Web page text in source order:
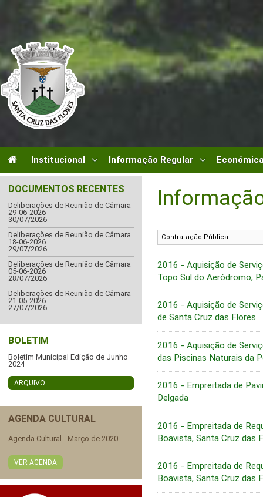
Institucional Informação Regular
DOCUMENTOS RECENTES
Deliberações de Reunião de Câmara
29-06-2026
30/07/2026
Deliberações de Reunião de Câmara
18-06-2026
29/07/2026
Deliberações de Reunião de Câmara
05-06-2026
28/07/2026
Deliberações de Reunião de Câmara
21-05-2026
27/07/2026
BOLETIM
Boletim Municipal Edição de Junho
2024
ARQUIVO
AGENDA CULTURAL
Agenda Cultural - Março de 2020
VER AGENDA
2016 - Aquisição de
Topo Sul do Aeródromo,
2016 - Aquisição de
de Santa Cruz das Flores
2016 - Aquisição de
das Piscinas Naturais da
2016 - Empreitada de
Delgada
2016 - Empreitada de
Boavista, Santa Cruz das
2016 - Empreitada de
Boavista, Santa Cruz das